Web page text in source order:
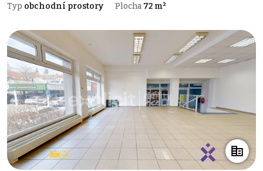
Typ obchodní prostory Plocha 72 m²